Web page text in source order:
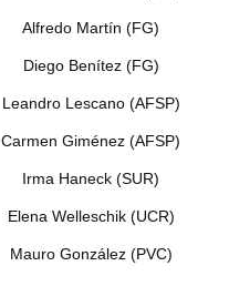
Alfredo Martín (FG)
Diego Benítez (FG)
Leandro Lescano (AFSP)
Carmen Giménez (AFSP)
Irma Haneck (SUR)
Elena Welleschik (UCR)
Mauro González (PVC)